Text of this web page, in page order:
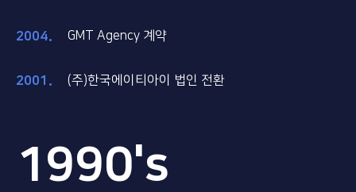
2004 GMT Agency 계약
2001 (주)한국에이티아이 법인 전환
1990's